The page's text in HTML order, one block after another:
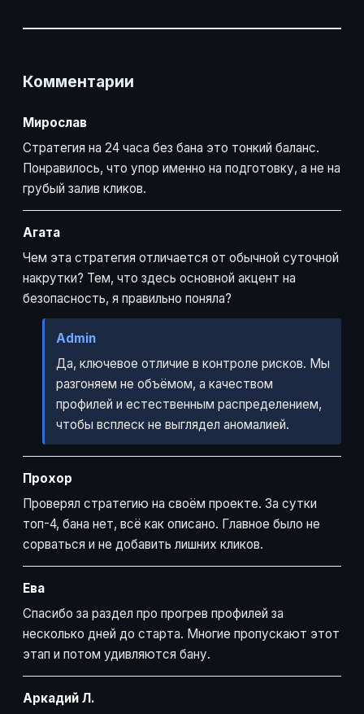
Комментарии
Мирослав
Стратегия на 24 часа без бана это тонкий баланс.
Понравилось, что упор именно на подготовку, а не на
грубый залив кликов.
Агата
Чем эта стратегия отличается от обычной суточной
накрутки? Тем, что здесь основной акцент на
безопасность, я правильно поняла?
Admin
Да, ключевое отличие в контроле рисков. Мы
разгоняем не объёмом, а качеством
профилей и естественным распределением,
чтобы всплеск не выглядел аномалией.
Прохор
Проверял стратегию на своём проекте. За сутки
топ-4, бана нет, всё как описано. Главное было не
сорваться и не добавить лишних кликов.
Ева
Спасибо за раздел про прогрев профилей за
несколько дней до старта. Многие пропускают этот
этап и потом удивляются бану.
Аркадий Л.